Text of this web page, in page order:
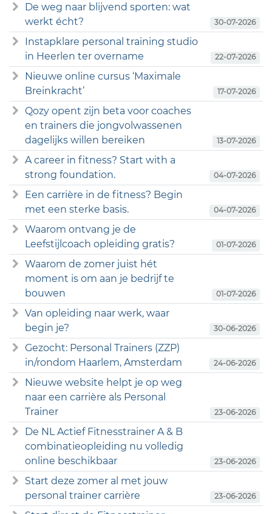
De weg naar blijvend sporten: wat
werkt écht?
30-07-2026
Instapklare personal training studio
in Heerlen ter overname
22-07-2026
Nieuwe online cursus ‘Maximale
Breinkracht’
17-07-2026
Qozy opent zijn beta voor coaches
en trainers die jongvolwassenen
dagelijks willen bereiken
13-07-2026
A career in fitness? Start with a
strong foundation.
04-07-2026
Een carrière in de fitness? Begin
met een sterke basis.
04-07-2026
Waarom ontvang je de
Leefstijlcoach opleiding gratis?
01-07-2026
Waarom de zomer juist hét
moment is om aan je bedrijf te
bouwen
01-07-2026
Van opleiding naar werk, waar
begin je?
30-06-2026
Gezocht: Personal Trainers (ZZP)
in/rondom Haarlem, Amsterdam
24-06-2026
Nieuwe website helpt je op weg
naar een carrière als Personal
Trainer
23-06-2026
De NL Actief Fitnesstrainer A & B
combinatieopleiding nu volledig
online beschikbaar
23-06-2026
Start deze zomer al met jouw
personal trainer carrière
23-06-2026